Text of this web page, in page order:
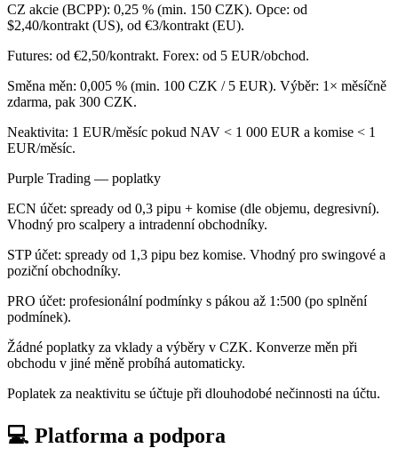
CZ akcie (BCPP): 0,25 % (min. 150 CZK). Opce: od
$2,40/kontrakt (US), od €3/kontrakt (EU).
Futures: od €2,50/kontrakt. Forex: od 5 EUR/obchod.
Směna měn: 0,005 % (min. 100 CZK / 5 EUR). Výběr: 1× měsíčně
zdarma, pak 300 CZK.
Neaktivita: 1 EUR/měsíc pokud NAV < 1 000 EUR a komise < 1
EUR/měsíc.
Purple Trading — poplatky
ECN účet: spready od 0,3 pipu + komise (dle objemu, degresivní).
Vhodný pro scalpery a intradenní obchodníky.
STP účet: spready od 1,3 pipu bez komise. Vhodný pro swingové a
poziční obchodníky.
PRO účet: profesionální podmínky s pákou až 1:500 (po splnění
podmínek).
Žádné poplatky za vklady a výběry v CZK. Konverze měn při
obchodu v jiné měně probíhá automaticky.
Poplatek za neaktivitu se účtuje při dlouhodobé nečinnosti na účtu.
💻 Platforma a podpora